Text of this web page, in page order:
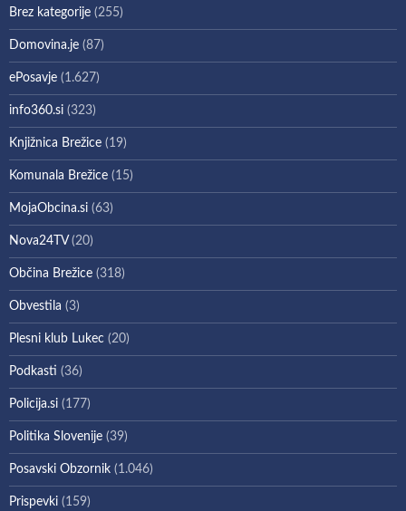
Brez kategorije (255)
Domovina.je (87)
ePosavje (1.627)
info360.si (323)
Knjižnica Brežice (19)
Komunala Brežice (15)
MojaObcina.si (63)
Nova24TV(20)
Občina Brežice (318)
Obvestila (3)
Plesni klub Lukec (20)
Podkasti (36)
Policija.si (177)
Politika Slovenije (39)
Posavski Obzornik (1.046)
Prispevki (159)